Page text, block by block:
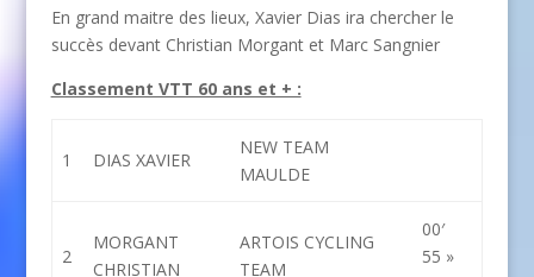
En grand maitre des lieux, Xavier Dias ira chercher le
succès devant Christian Morgant et Marc Sangnier
Classement VTT 60 ans et + :
1 DIAS XAVIER
NEW TEAM
MAULDE
2
MORGANT
CHRISTIAN
ARTOIS CYCLING
TEAM
00′
55 »